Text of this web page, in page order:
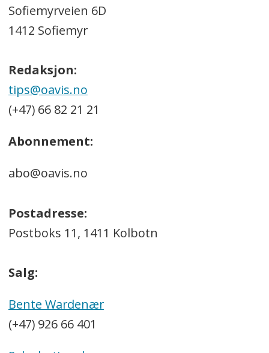
Sofiemyrveien 6D
1412 Sofiemyr
Redaksjon:
tips@oavis.no
(+47) 66 82 21 21
Abonnement:
abo@oavis.no
Postadresse:
Postboks 11, 1411 Kolbotn
Salg:
Bente Wardenær
(+47) 926 66 401